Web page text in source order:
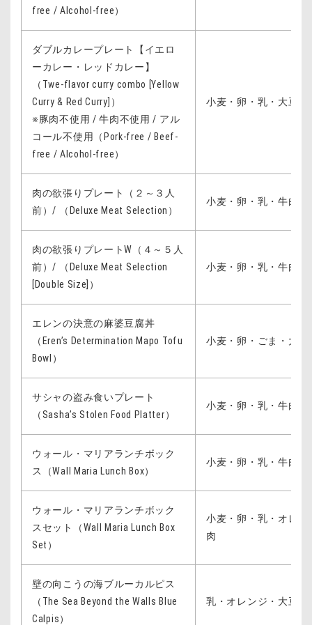
free / Alcohol-free）
ダブルカレープレート【イエロ
ーカレー・レッドカレー】
（Twe-flavor curry combo [Yellow
Curry & Red Curry]）
※豚肉不使用 / 牛肉不使用 / アル
コール不使用（Pork-free / Beef-
free / Alcohol-free）
小麦・卵・乳・大豆・
肉の欲張りプレート（２～３人
前）/ （Deluxe Meat Selection）
小麦・卵・乳・牛肉
肉の欲張りプレートW（４～５人
前）/ （Deluxe Meat Selection
[Double Size]）
小麦・卵・乳・牛肉
エレンの決意の麻婆豆腐丼
（Eren’s Determination Mapo Tofu
Bowl）
小麦・卵・ごま・大豆
サシャの盗み食いプレート
（Sasha’s Stolen Food Platter）
小麦・卵・乳・牛肉・
ウォール・マリアランチボック
ス（Wall Maria Lunch Box）
小麦・卵・乳・牛肉
ウォール・マリアランチボック
スセット（Wall Maria Lunch Box
Set）
小麦・卵・乳・オレ
肉
壁の向こうの海ブルーカルピス
（The Sea Beyond the Walls Blue
Calpis）
乳・オレンジ・大豆